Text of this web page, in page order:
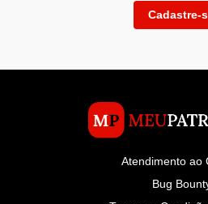
Cadastre-
Atendimento ao
Bug